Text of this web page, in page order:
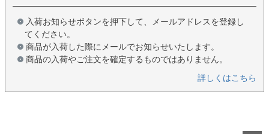
入荷お知らせボタンを押下して、メールアドレスを登録し
てください。
商品が入荷した際にメールでお知らせいたします。
商品の入荷やご注文を確定するものではありません。
詳しくはこちら